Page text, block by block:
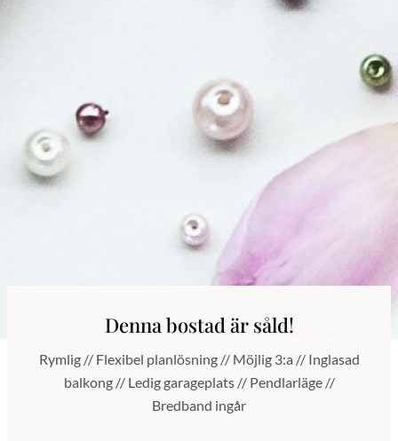
Denna bostad är såld!
Rymlig // Flexibel planlösning // Möjlig 3:a // Inglasad
balkong // Ledig garageplats // Pendlarläge //
Bredband ingår